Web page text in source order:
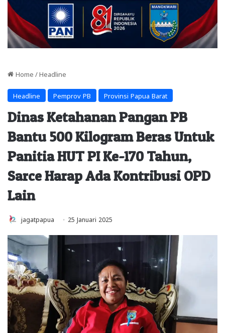
Home / Headline
Headline Pemprov PB Provinsi Papua Barat
Dinas Ketahanan Pangan PB
Bantu 500 Kilogram Beras Untuk
Panitia HUT PI Ke-170 Tahun,
Sarce Harap Ada Kontribusi OPD
Lain
jagatpapua 25 Januari 2025